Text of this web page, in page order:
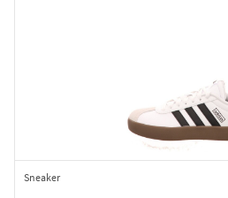
Sneaker